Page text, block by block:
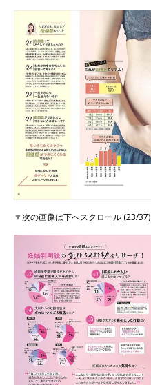
▼次の画像は下へスクロール (23/37)